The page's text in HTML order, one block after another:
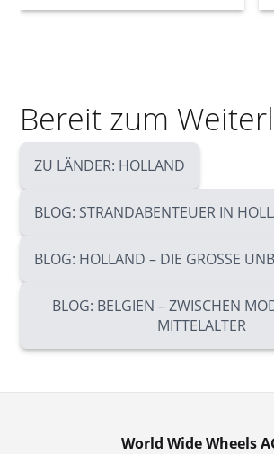
Bereit zum
ZU LÄNDER: HOLLAND
BLOG: STRANDABENTEUER IN
BLOG: HOLLAND – DIE GROSSE
BLOG: BELGIEN – ZWISCHEN
MITTELALTER
World Wide Wheels